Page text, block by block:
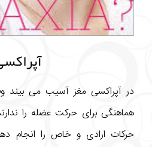
در آپراکسی مغز آسیب می بیند
هماهنگی برای حرکت عضله را
حرکات ارادی و خاص را انجام